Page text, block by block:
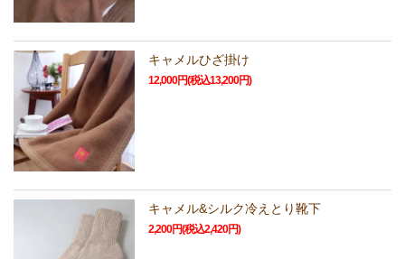
キャメルひざ掛け
12,000円(税込13,200円)
キャメル&シルク冷えとり靴下
2,200円(税込2,420円)